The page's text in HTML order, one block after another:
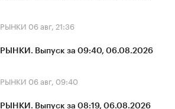
РЫНКИ 06 авг, 21:36
РЫНКИ. Выпуск за 09:40, 06.08.2026
РЫНКИ 06 авг, 09:40
РЫНКИ. Выпуск за 08:19, 06.08.2026